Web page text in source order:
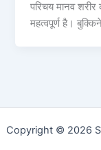
परिचय मानव
महत्वपूर्ण है।
Copyright © 2026